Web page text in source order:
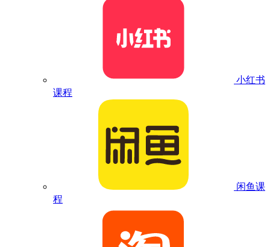
小红书
课程
闲鱼课
程